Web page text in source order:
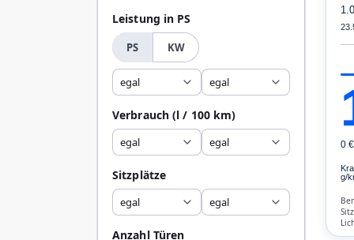
Leistung in PS
PS KW
egal egal
Verbrauch(l / 100 km)
egal egal
Sitzplätze
egal egal
Anzahl Türen
0
g/